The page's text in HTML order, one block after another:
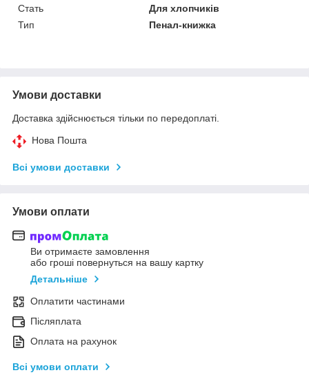
Стать
Для хлопчиків
Тип
Пенал-книжка
Умови доставки
Доставка здійснюється тільки по передоплаті.
Нова Пошта
Всі умови доставки
Умови оплати
Ви отримаєте замовлення
або гроші повернуться на вашу картку
Детальніше
Оплатити частинами
Післяплата
Оплата на рахунок
Всі умови оплати